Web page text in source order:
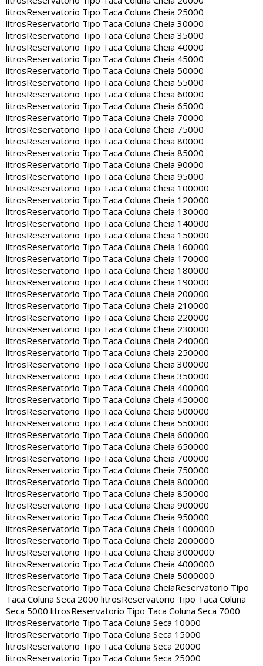
litrosReservatorio Tipo Taca Coluna Cheia 25000
litrosReservatorio Tipo Taca Coluna Cheia 30000
litrosReservatorio Tipo Taca Coluna Cheia 35000
litrosReservatorio Tipo Taca Coluna Cheia 40000
litrosReservatorio Tipo Taca Coluna Cheia 45000
litrosReservatorio Tipo Taca Coluna Cheia 50000
litrosReservatorio Tipo Taca Coluna Cheia 55000
litrosReservatorio Tipo Taca Coluna Cheia 60000
litrosReservatorio Tipo Taca Coluna Cheia 65000
litrosReservatorio Tipo Taca Coluna Cheia 70000
litrosReservatorio Tipo Taca Coluna Cheia 75000
litrosReservatorio Tipo Taca Coluna Cheia 80000
litrosReservatorio Tipo Taca Coluna Cheia 85000
litrosReservatorio Tipo Taca Coluna Cheia 90000
litrosReservatorio Tipo Taca Coluna Cheia 95000
litrosReservatorio Tipo Taca Coluna Cheia 100000
litrosReservatorio Tipo Taca Coluna Cheia 120000
litrosReservatorio Tipo Taca Coluna Cheia 130000
litrosReservatorio Tipo Taca Coluna Cheia 140000
litrosReservatorio Tipo Taca Coluna Cheia 150000
litrosReservatorio Tipo Taca Coluna Cheia 160000
litrosReservatorio Tipo Taca Coluna Cheia 170000
litrosReservatorio Tipo Taca Coluna Cheia 180000
litrosReservatorio Tipo Taca Coluna Cheia 190000
litrosReservatorio Tipo Taca Coluna Cheia 200000
litrosReservatorio Tipo Taca Coluna Cheia 210000
litrosReservatorio Tipo Taca Coluna Cheia 220000
litrosReservatorio Tipo Taca Coluna Cheia 230000
litrosReservatorio Tipo Taca Coluna Cheia 240000
litrosReservatorio Tipo Taca Coluna Cheia 250000
litrosReservatorio Tipo Taca Coluna Cheia 300000
litrosReservatorio Tipo Taca Coluna Cheia 350000
litrosReservatorio Tipo Taca Coluna Cheia 400000
litrosReservatorio Tipo Taca Coluna Cheia 450000
litrosReservatorio Tipo Taca Coluna Cheia 500000
litrosReservatorio Tipo Taca Coluna Cheia 550000
litrosReservatorio Tipo Taca Coluna Cheia 600000
litrosReservatorio Tipo Taca Coluna Cheia 650000
litrosReservatorio Tipo Taca Coluna Cheia 700000
litrosReservatorio Tipo Taca Coluna Cheia 750000
litrosReservatorio Tipo Taca Coluna Cheia 800000
litrosReservatorio Tipo Taca Coluna Cheia 850000
litrosReservatorio Tipo Taca Coluna Cheia 900000
litrosReservatorio Tipo Taca Coluna Cheia 950000
litrosReservatorio Tipo Taca Coluna Cheia 1000000
litrosReservatorio Tipo Taca Coluna Cheia 2000000
litrosReservatorio Tipo Taca Coluna Cheia 3000000
litrosReservatorio Tipo Taca Coluna Cheia 4000000
litrosReservatorio Tipo Taca Coluna Cheia 5000000
litrosReservatorio Tipo Taca Coluna CheiaReservatorio Tipo
Taca Coluna Seca 2000 litrosReservatorio Tipo Taca Coluna
Seca 5000 litrosReservatorio Tipo Taca Coluna Seca 7000
litrosReservatorio Tipo Taca Coluna Seca 10000
litrosReservatorio Tipo Taca Coluna Seca 15000
litrosReservatorio Tipo Taca Coluna Seca 20000
litrosReservatorio Tipo Taca Coluna Seca 25000